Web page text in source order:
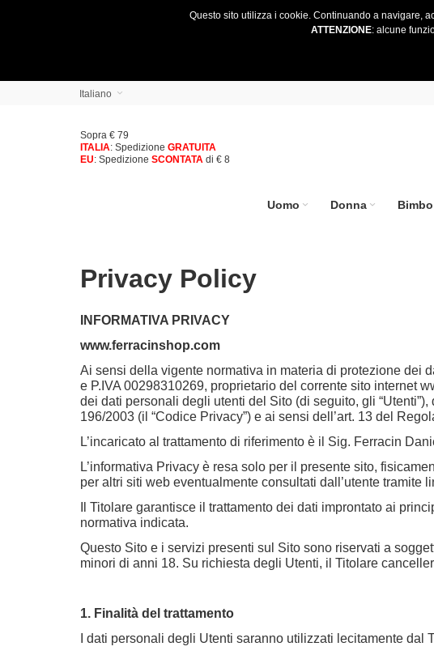
Questo sito utilizza i cookie. Continuando a navigare,
ATTENZIONE: alcune
Italiano
Sopra € 79
ITALIA: Spedizione GRATUITA
EU: Spedizione SCONTATA di € 8
Uomo Donna Bimbo
Privacy Policy
INFORMATIVA PRIVACY
www.ferracinshop.com
Ai sensi della vigente normativa in materia di protezione dei
e P.IVA 00298310269, proprietario del corrente sito internet
dei dati personali degli utenti del Sito (di seguito, gli
196/2003 (il “Codice Privacy”) e ai sensi dell’art. 13 del
L’incaricato al trattamento di riferimento è il Sig. Ferracin
L’informativa Privacy è resa solo per il presente sito,
per altri siti web eventualmente consultati dall’utente tramite
Il Titolare garantisce il trattamento dei dati improntato ai
normativa indicata.
Questo Sito e i servizi presenti sul Sito sono riservati a
minori di anni 18. Su richiesta degli Utenti, il Titolare
1. Finalità del trattamento
I dati personali degli Utenti saranno utilizzati lecitamente dal